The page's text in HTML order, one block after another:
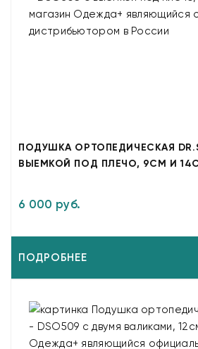
ПОДУШКА ОРТОПЕДИЧЕСКАЯ
ВЫЕМКОЙ ПОД ПЛЕЧО, 9СМ И
6 000 руб.
ПОДРОБНЕЕ